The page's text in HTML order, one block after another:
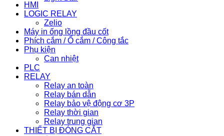
HMI
LOGIC RELAY
Zelio
Máy in ống lồng đầu cốt
Phích cắm / Ổ cắm / Công tắc
Phụ kiện
Can nhiệt
PLC
RELAY
Relay an toàn
Relay bán dẫn
Relay bảo vệ động cơ 3P
Relay thời gian
Relay trung gian
THIẾT BỊ ĐÓNG CẮT